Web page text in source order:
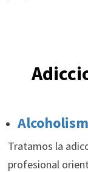
Tratamos la
profesional